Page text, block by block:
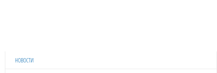
НОВОСТИ